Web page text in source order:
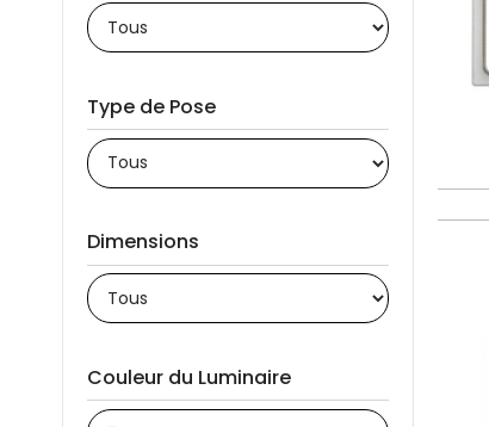
Type de Pose
Dimensions
Couleur du Luminaire